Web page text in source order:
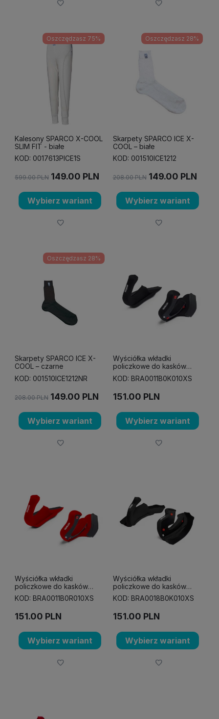
Oszczędzasz 75%
Kalesony SPARCO X-COOL
SLIM FIT - białe
KOD: 0017613PICE1S
599.00 PLN 149.00 PLN
Wybierz wariant
Oszczędzasz 28%
Skarpety SPARCO ICE X-
COOL – białe
KOD: 001510ICE1212
208.00 PLN 149.00 PLN
Wybierz wariant
Oszczędzasz 28%
Skarpety SPARCO ICE X-
COOL – czarne
KOD: 001510ICE1212NR
208.00 PLN 149.00 PLN
Wybierz wariant
Wyściółka wkładki
policzkowe do kasków
Sparco Flux RJ oraz RJ-I
czarne
KOD: BRA0011B0K010XS
151.00 PLN
Wybierz wariant
Wyściółka wkładki
policzkowe do kasków
Sparco Flux RJ oraz RJ-I
czerwone
KOD: BRA0011B0R010XS
151.00 PLN
Wybierz wariant
Wyściółka wkładki
policzkowe do kasków
Sparco Stealth RF czarne
KOD: BRA0018B0K010XS
151.00 PLN
Wybierz wariant